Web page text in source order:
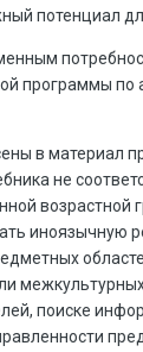
потенциал
программы по
в материал
не
возрастной
иноязычную
поиске